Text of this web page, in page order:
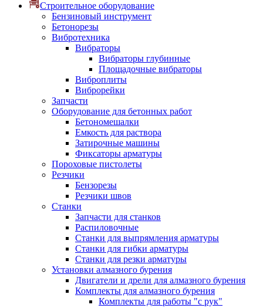
Строительное оборудование
Бензиновый инструмент
Бетонорезы
Вибротехника
Вибраторы
Вибраторы глубинные
Площадочные вибраторы
Виброплиты
Виброрейки
Запчасти
Оборудование для бетонных работ
Бетономешалки
Емкость для раствора
Затирочные машины
Фиксаторы арматуры
Пороховые пистолеты
Резчики
Бензорезы
Резчики швов
Станки
Запчасти для станков
Распиловочные
Станки для выпрямления арматуры
Станки для гибки арматуры
Станки для резки арматуры
Установки алмазного бурения
Двигатели и дрели для алмазного бурения
Комплекты для алмазного бурения
Комплекты для работы "с рук"